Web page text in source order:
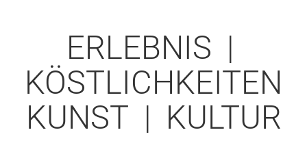
ERLEBNIS |
KÖSTLICHKEITEN
KUNST | KULTUR